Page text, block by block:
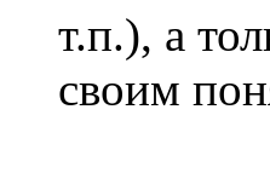
т.п.), а
своим